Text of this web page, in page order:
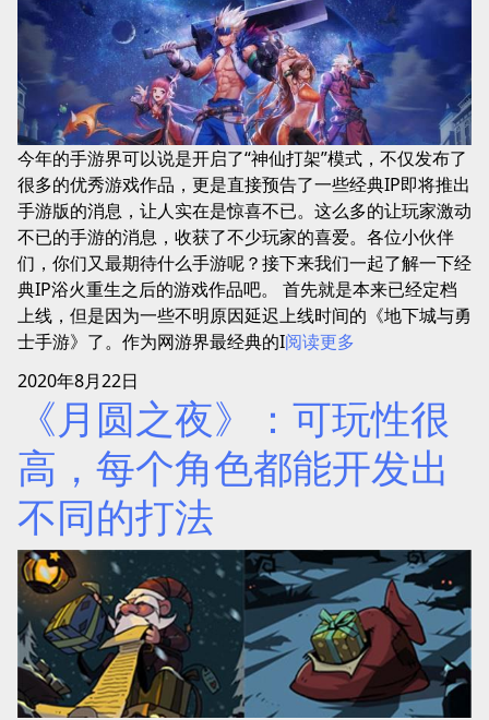
今年的手游界可以说是开启了“神仙打架”模式，不仅发布了
很多的优秀游戏作品，更是直接预告了一些经典IP即将推出
手游版的消息，让人实在是惊喜不已。这么多的让玩家激动
不已的手游的消息，收获了不少玩家的喜爱。各位小伙伴
们，你们又最期待什么手游呢？接下来我们一起了解一下经
典IP浴火重生之后的游戏作品吧。 首先就是本来已经定档
上线，但是因为一些不明原因延迟上线时间的《地下城与勇
士手游》了。作为网游界最经典的I阅读更多
2020年8月22日
《月圆之夜》：可玩性很
高，每个角色都能开发出
不同的打法